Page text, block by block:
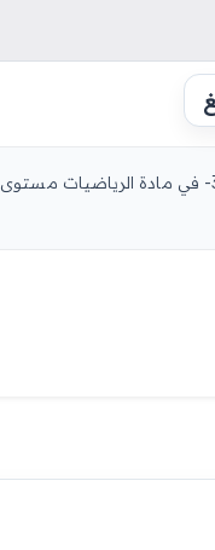
مادة الرياضيات للسنة الأولى 1 ثانوي دروس مفصلة، فروض واختبارات، تمارين محلولة: نموذج لإمتحان في الفصل الثاني رقم 35- في مادة الرياضيات مستوى